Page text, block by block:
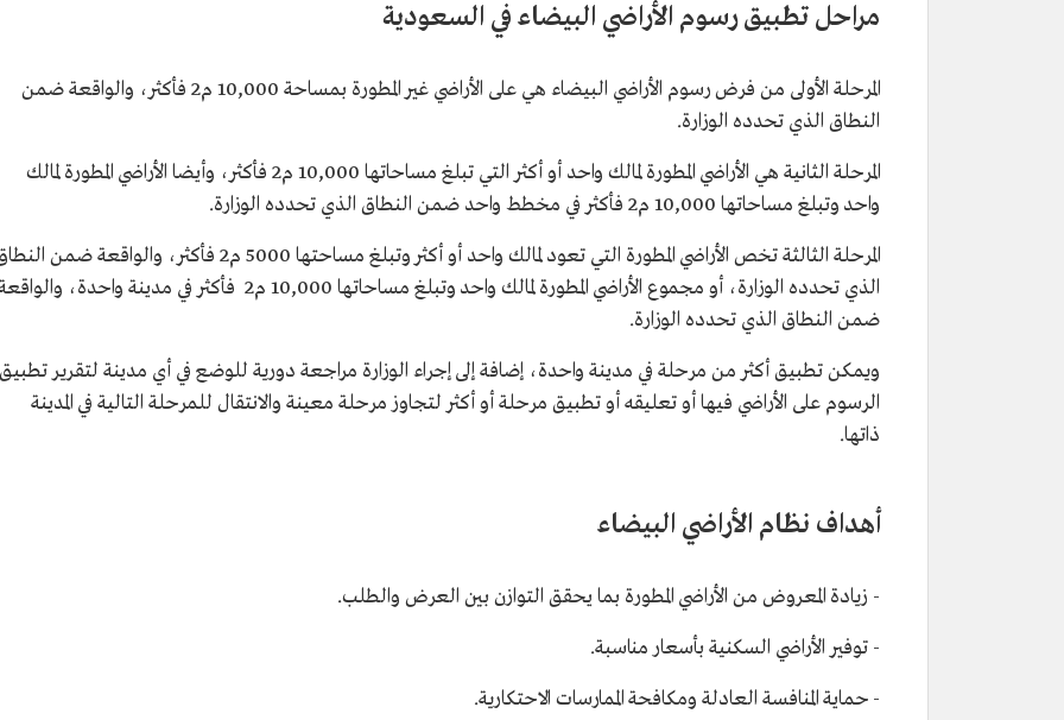
مراحل تطبيق رسوم الأراضي البيضاء في السعودية
المرحلة الأولى من فرض رسوم الأراضي البيضاء هي على الأراضي غير المطورة بمساحة 10,000 م2 فأكثر، والواقعة ضمن
النطاق الذي تحدده الوزارة.
المرحلة الثانية هي الأراضي المطورة لمالك واحد أو أكثر التي تبلغ مساحاتها 10,000 م2 فأكثر، وأيضا الأراضي المطورة لمالك
واحد وتبلغ مساحاتها 10,000 م2 فأكثر في مخطط واحد ضمن النطاق الذي تحدده الوزارة.
المرحلة الثالثة تخص الأراضي المطورة التي تعود لمالك واحد أو أكثر وتبلغ مساحتها 5000 م2 فأكثر، والواقعة ضمن
الذي تحدده الوزارة، أو مجموع الأراضي المطورة لمالك واحد وتبلغ مساحاتها 10,000 م2 فأكثر في مدينة واحدة،
ضمن النطاق الذي تحدده الوزارة.
ويمكن تطبيق أكثر من مرحلة في مدينة واحدة، إضافة إلى إجراء الوزارة مراجعة دورية للوضع في أي مدينة لتقرير تطبيق
الرسوم على الأراضي فيها أو تعليقه أو تطبيق مرحلة أو أكثر لتجاوز مرحلة معينة والانتقال للمرحلة التالية في المدينة
ذاتها.
أهداف نظام الأراضي البيضاء
- زيادة المعروض من الأراضي المطورة بما يحقق التوازن بين العرض والطلب.
- توفير الأراضي السكنية بأسعار مناسبة.
- حماية المنافسة العادلة ومكافحة الممارسات الاحتكارية.